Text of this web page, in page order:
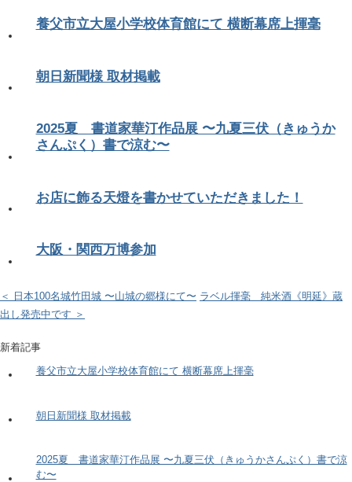
養父市立大屋小学校体育館にて 横断幕席上揮毫
朝日新聞様 取材掲載
2025夏 書道家華汀作品展 〜九夏三伏（きゅうか
さんぷく）書で涼む〜
お店に飾る天燈を書かせていただきました！
大阪・関西万博参加
＜ 日本100名城竹田城 〜山城の郷様にて〜 ラベル揮毫 純米酒《明延》蔵
出し発売中です ＞
新着記事
養父市立大屋小学校体育館にて 横断幕席上揮毫
朝日新聞様 取材掲載
2025夏 書道家華汀作品展 〜九夏三伏（きゅうかさんぷく）書で涼
む〜